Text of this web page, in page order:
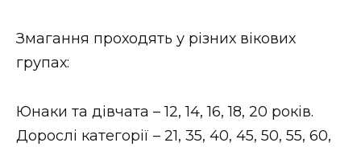
Змагання проходять у різних вікових
групах:
Юнаки та дівчата – 12, 14, 16, 18, 20 років.
Дорослі категорії – 21, 35, 40, 45, 50, 55, 60,